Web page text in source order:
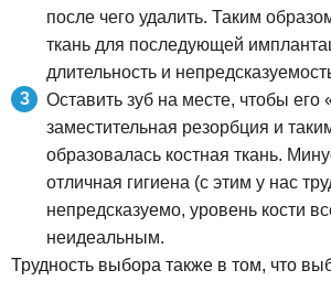
после чего удалить. Таким
ткань для последующей
длительность и
Оставить зуб на месте, чтобы его
заместительная резорбция и
образовалась костная ткань.
отличная гигиена (с этим у нас
непредсказуемо, уровень кости
неидеальным.
Трудность выбора также в том, что